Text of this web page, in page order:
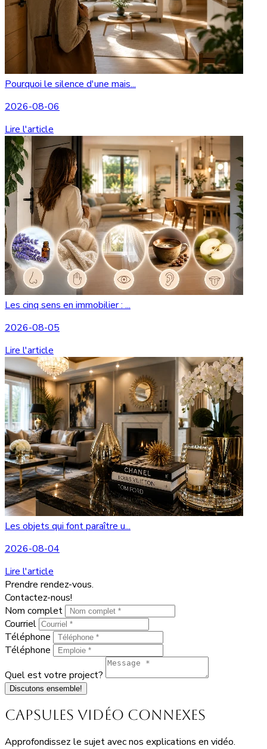
Pourquoi le silence d'une mais...
2026-08-06
Lire l'article
Les cinq sens en immobilier : ...
2026-08-05
Lire l'article
Les objets qui font paraître u...
2026-08-04
Lire l'article
Prendre rendez-vous.
Contactez-nous!
Nom complet
Courriel
Téléphone
Téléphone
Quel est votre project?
Discutons ensemble!
Capsules vidéo connexes
Approfondissez le sujet avec nos explications en vidéo.